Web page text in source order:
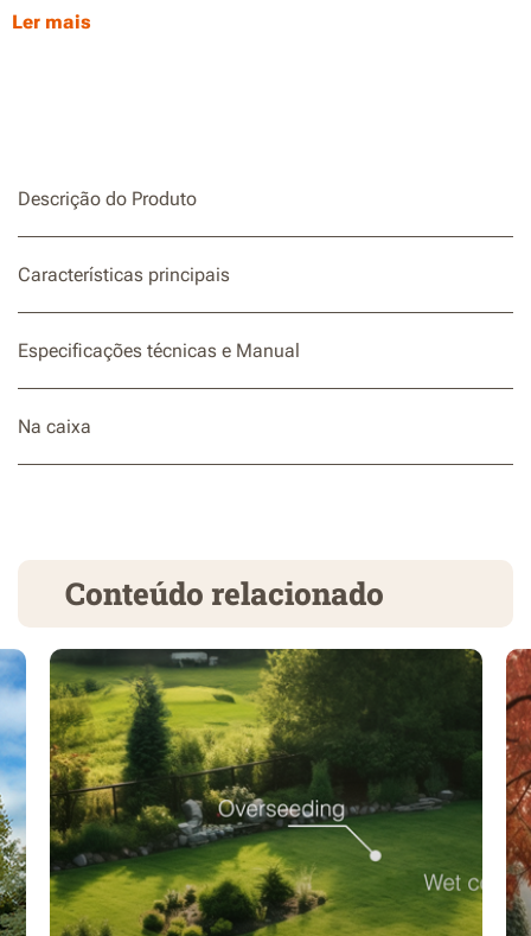
Disposição personalizável:
Ler mais
Descrição do Produto
Características principais
Especificações técnicas e Manual
Na caixa
Conteúdo relacionado